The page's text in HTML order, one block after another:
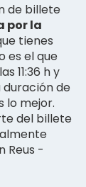
de billete
por la
tienes
es el que
11:36 h y
duración de
lo mejor.
del billete
Reus -